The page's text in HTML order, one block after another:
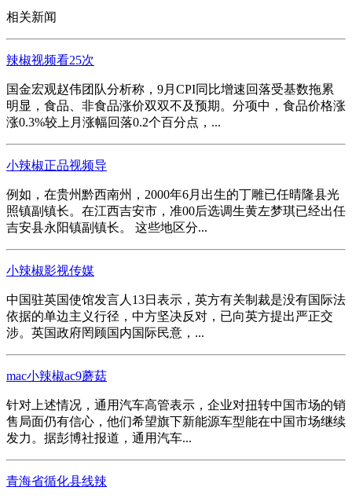
相关新闻
辣椒视频看25次
国金宏观赵伟团队分析称，9月CPI同比增速回落受基数拖累
明显，食品、非食品涨价双双不及预期。分项中，食品价格涨
涨0.3%较上月涨幅回落0.2个百分点，...
小辣椒正品视频导
例如，在贵州黔西南州，2000年6月出生的丁雕已任晴隆县光
照镇副镇长。在江西吉安市，准00后选调生黄左梦琪已经出任
吉安县永阳镇副镇长。 这些地区分...
小辣椒影视传媒
中国驻英国使馆发言人13日表示，英方有关制裁是没有国际法
依据的单边主义行径，中方坚决反对，已向英方提出严正交
涉。英国政府罔顾国内国际民意，...
mac小辣椒ac9蘑菇
针对上述情况，通用汽车高管表示，企业对扭转中国市场的销
售局面仍有信心，他们希望旗下新能源车型能在中国市场继续
发力。据彭博社报道，通用汽车...
青海省循化县线辣